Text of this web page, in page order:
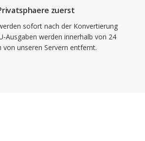
zuerst
sofort nach der Konvertierung
Ausgaben werden innerhalb von 24
von unseren Servern entfernt.